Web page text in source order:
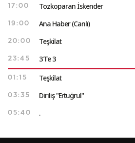
17:00 Tozkoparan İskender
19:00 Ana Haber (Canlı)
20:00 Teşkilat
23:45 3'Te 3
01:15 Teşkilat
03:35 Diriliş "Ertuğrul"
05:40 .